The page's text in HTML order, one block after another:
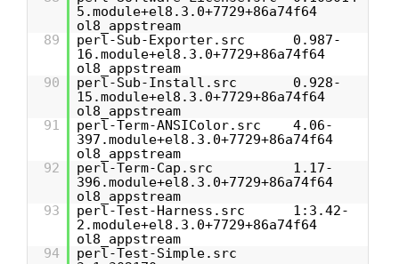
5.module+el8.3.0+7729+86a74f64
ol8_appstream
89
perl-Sub-Exporter.src 0.987-
16.module+el8.3.0+7729+86a74f64
ol8_appstream
90
perl-Sub-Install.src 0.928-
15.module+el8.3.0+7729+86a74f64
ol8_appstream
91
perl-Term-ANSIColor.src 4.06-
397.module+el8.3.0+7729+86a74f64
ol8_appstream
92
perl-Term-Cap.src 1.17-
396.module+el8.3.0+7729+86a74f64
ol8_appstream
93
perl-Test-Harness.src 1:3.42-
2.module+el8.3.0+7729+86a74f64
ol8_appstream
94
perl-Test-Simple.src